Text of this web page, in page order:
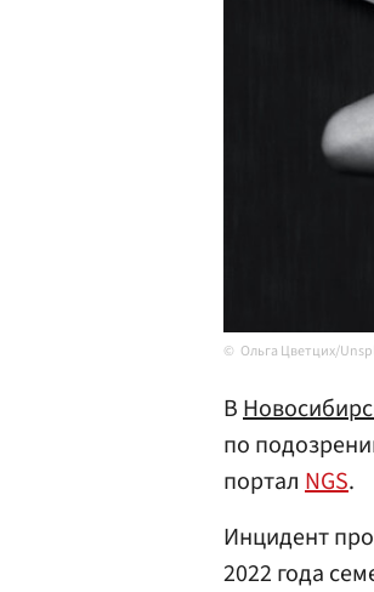
Ольга Цветцих/
В
по
портал NGS.
Инцидент
2022 года